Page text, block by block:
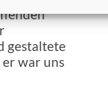
gestaltete
war uns